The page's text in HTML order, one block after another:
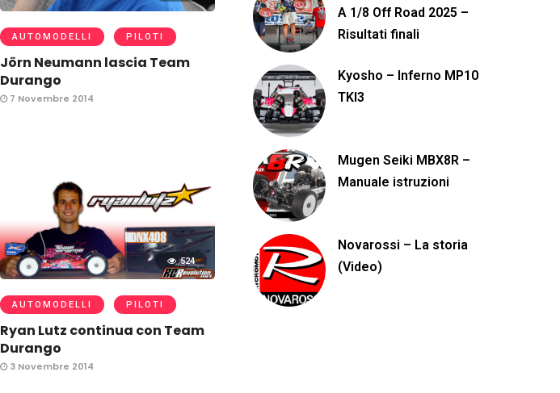
AUTOMODELLI PILOTI
Jörn Neumann lascia Team
Durango
7 Novembre 2014
524
AUTOMODELLI PILOTI
Ryan Lutz continua con Team
Durango
3 Novembre 2014
A 1/8 Off Road 2025 –
Risultati finali
Kyosho – Inferno MP10
TKI3
Mugen Seiki MBX8R –
Manuale istruzioni
Novarossi – La storia
(Video)